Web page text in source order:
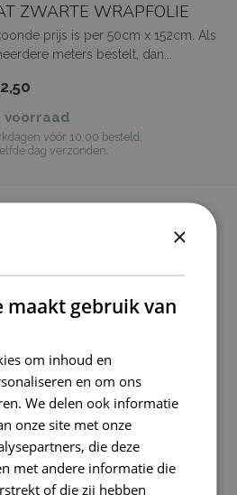
ZWARTE WRAPFOLIE
prijs is per 50cm x 152cm. Als
meters bestelt, dan...
voorraad
vóór 10:00 besteld,
dag verzonden.
samples.html
×
maakt gebruik van
om inhoud en
en om ons
We delen ook informatie
onze site met onze
die deze
met andere informatie die
of die zij hebben